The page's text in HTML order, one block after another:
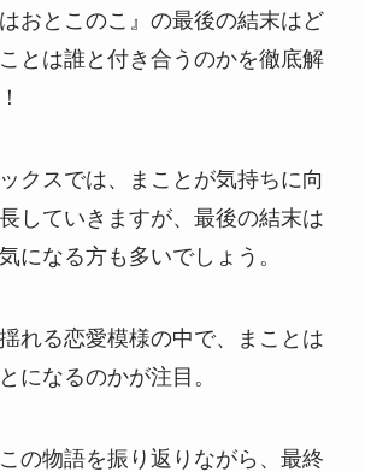
おとこのこ』の最後の結末はど
とは誰と付き合うのかを徹底解
クスでは、まことが気持ちに向
していきますが、最後の結末は
になる方も多いでしょう。
れる恋愛模様の中で、まことは
になるのかが注目。
の物語を振り返りながら、最終